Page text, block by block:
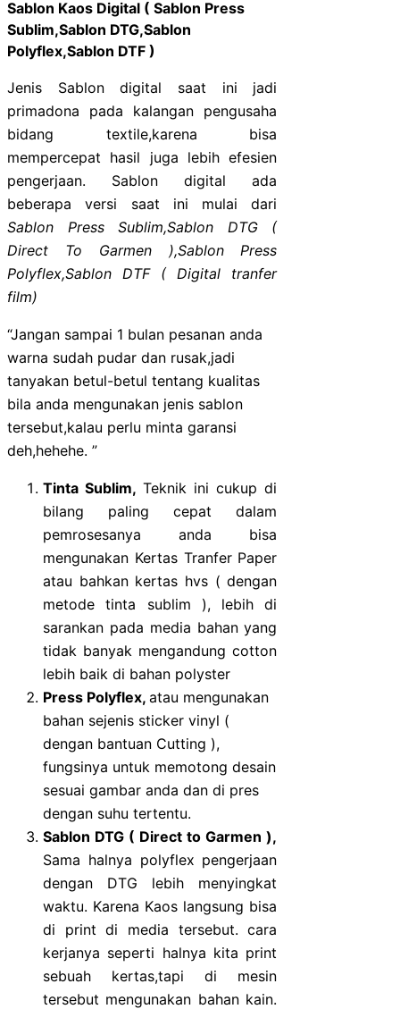
Sablon Kaos Digital ( Sablon Press
Sublim,Sablon DTG,Sablon
Polyflex,Sablon DTF )
Jenis Sablon digital saat ini jadi
primadona pada kalangan pengusaha
bidang textile,karena bisa
mempercepat hasil juga lebih efesien
pengerjaan. Sablon digital ada
beberapa versi saat ini mulai dari
Sablon Press Sublim,Sablon
DTG (
Direct To Garmen ),Sablon Press
Polyflex,Sablon DTF ( Digital tranfer
film)
“Jangan sampai 1 bulan pesanan anda
warna sudah pudar dan rusak,jadi
tanyakan betul-betul tentang kualitas
bila anda mengunakan jenis sablon
tersebut,kalau perlu minta garansi
deh,hehehe. ”
Tinta Sublim, Teknik ini cukup di
bilang paling cepat dalam
pemrosesanya anda bisa
mengunakan Kertas Tranfer Paper
atau bahkan kertas hvs ( dengan
metode tinta sublim ), lebih di
sarankan pada media bahan yang
tidak banyak mengandung cotton
lebih baik di bahan polyster
Press Polyflex, atau mengunakan
bahan sejenis sticker vinyl (
dengan bantuan Cutting ),
fungsinya untuk memotong desain
sesuai gambar anda dan di pres
dengan suhu tertentu.
Sablon DTG ( Direct to Garmen ),
Sama halnya polyflex pengerjaan
dengan DTG lebih menyingkat
waktu. Karena Kaos langsung bisa
di print di media tersebut. cara
kerjanya seperti halnya kita print
sebuah kertas,tapi di mesin
tersebut mengunakan bahan kain.